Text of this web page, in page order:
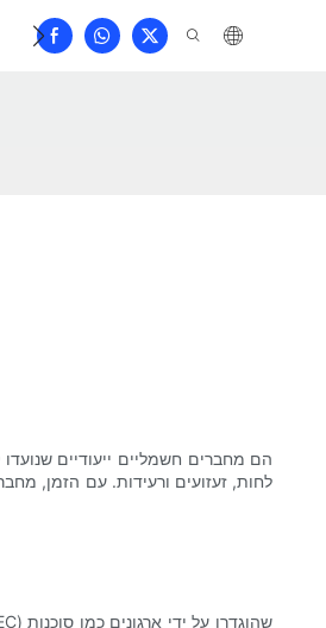
שאלות נפוצות
לחות, זעזועים ורעידות. עם הזמן,